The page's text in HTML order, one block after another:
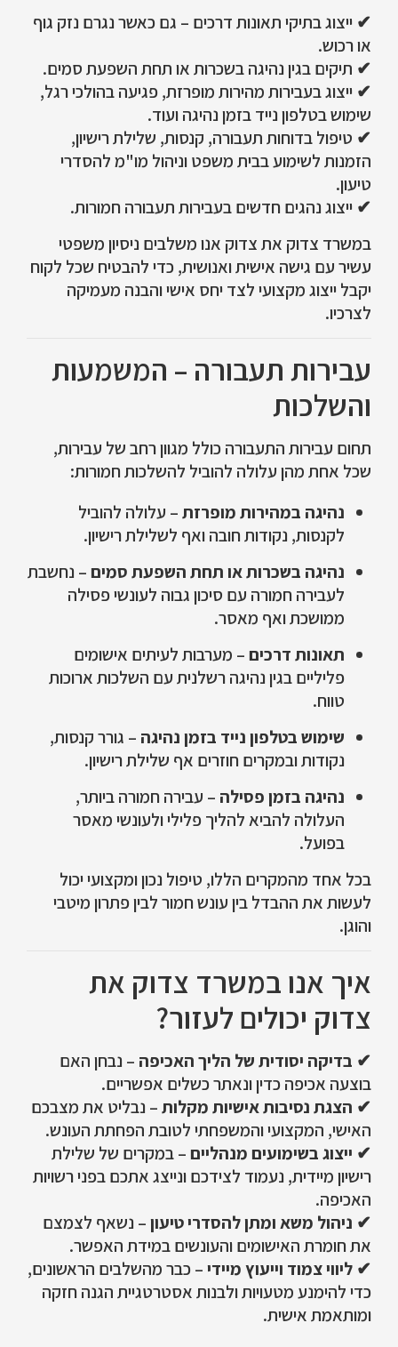
✔ ייצוג בתיקי תאונות דרכים – גם כאשר נגרם נזק גוף
או רכוש.
✔ תיקים בגין נהיגה בשכרות או תחת השפעת סמים.
✔ ייצוג בעבירות מהירות מופרזת, פגיעה בהולכי רגל,
שימוש בטלפון נייד בזמן נהיגה ועוד.
✔ טיפול בדוחות תעבורה, קנסות, שלילת רישיון,
הזמנות לשימוע בבית משפט וניהול מו"מ להסדרי
טיעון.
✔ ייצוג נהגים חדשים בעבירות תעבורה חמורות.
במשרד צדוק את צדוק אנו משלבים ניסיון משפטי
עשיר עם גישה אישית ואנושית, כדי להבטיח שכל לקוח
יקבל ייצוג מקצועי לצד יחס אישי והבנה מעמיקה
לצרכיו.
עבירות תעבורה – המשמעות
והשלכות
תחום עבירות התעבורה כולל מגוון רחב של עבירות,
שכל אחת מהן עלולה להוביל להשלכות חמורות:
נהיגה במהירות מופרזת– עלולה להוביל
לקנסות, נקודות חובה ואף לשלילת רישיון.
נהיגה בשכרות או תחת השפעת סמים– נחשבת
לעבירה חמורה עם סיכון גבוה לעונשי פסילה
ממושכת ואף מאסר.
תאונות דרכים– מערבות לעיתים אישומים
פליליים בגין נהיגה רשלנית עם השלכות ארוכות
טווח.
שימוש בטלפון נייד בזמן נהיגה – גורר קנסות,
נקודות ובמקרים חוזרים אף שלילת רישיון.
נהיגה בזמן פסילה – עבירה חמורה ביותר,
העלולה להביא להליך פלילי ולעונשי מאסר
בפועל.
בכל אחד מהמקרים הללו, טיפול נכון ומקצועי יכול
לעשות את ההבדל בין עונש חמור לבין פתרון מיטבי
והוגן.
איך אנו במשרד צדוק את
צדוק יכולים לעזור?
✔ בדיקה יסודית של הליך האכיפה – נבחן האם
בוצעה אכיפה כדין ונאתר כשלים אפשריים.
✔ הצגת נסיבות אישיות מקלות– נבליט את מצבכם
האישי, המקצועי והמשפחתי לטובת הפחתת העונש.
✔ ייצוג בשימועים מנהליים– במקרים של שלילת
רישיון מיידית, נעמוד לצידכם ונייצג אתכם בפני רשויות
האכיפה.
✔ ניהול משא ומתן להסדרי טיעון– נשאף לצמצם
את חומרת האישומים והעונשים במידת האפשר.
✔ ליווי צמוד וייעוץ מיידי– כבר מהשלבים הראשונים,
כדי להימנע מטעויות ולבנות אסטרטגיית הגנה חזקה
ומותאמת אישית.